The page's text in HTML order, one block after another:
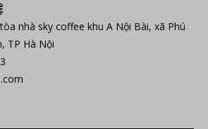
nhà sky coffee khu A Nội Bài, xã Phú
TP Hà Nội